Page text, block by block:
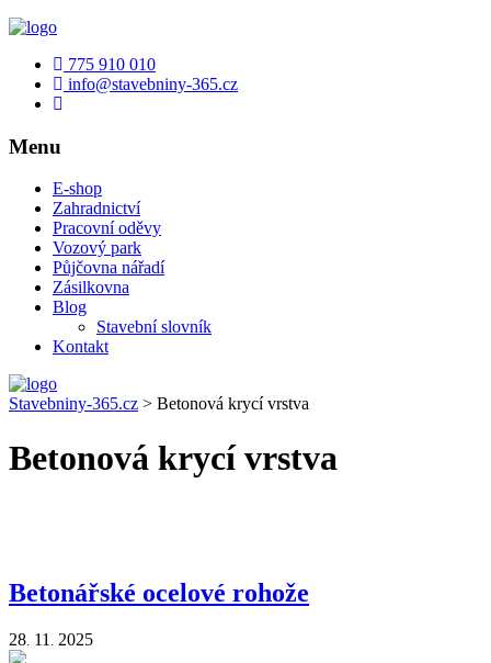
775 910 010
info@stavebniny-365.cz
Menu
E-shop
Zahradnictví
Pracovní oděvy
Vozový park
Půjčovna nářadí
Zásilkovna
Blog
Stavební slovník
Kontakt
Stavebniny-365.cz > Betonová krycí vrstva
Betonová krycí vrstva
Betonářské ocelové rohože
28. 11 . 2025